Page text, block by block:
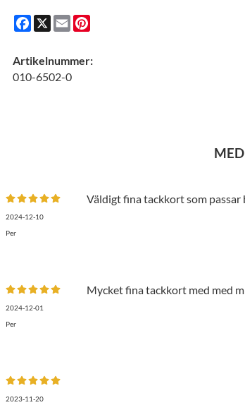
Facebook
X Email
Artikelnummer:
010-6502-0
2024-12-10
Per
Väldigt fina tackkort som
2024-12-01
Per
Mycket fina tackkort med med
2023-11-20